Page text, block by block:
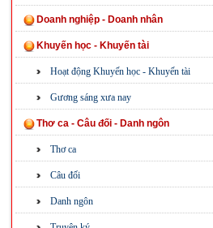
Doanh nghiệp - Doanh nhân
Khuyến học - Khuyến tài
Hoạt động Khuyến học - Khuyến tài
Gương sáng xưa nay
Thơ ca - Câu đối - Danh ngôn
Thơ ca
Câu đối
Danh ngôn